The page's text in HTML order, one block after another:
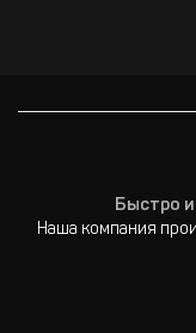
Быстро
Наша компания